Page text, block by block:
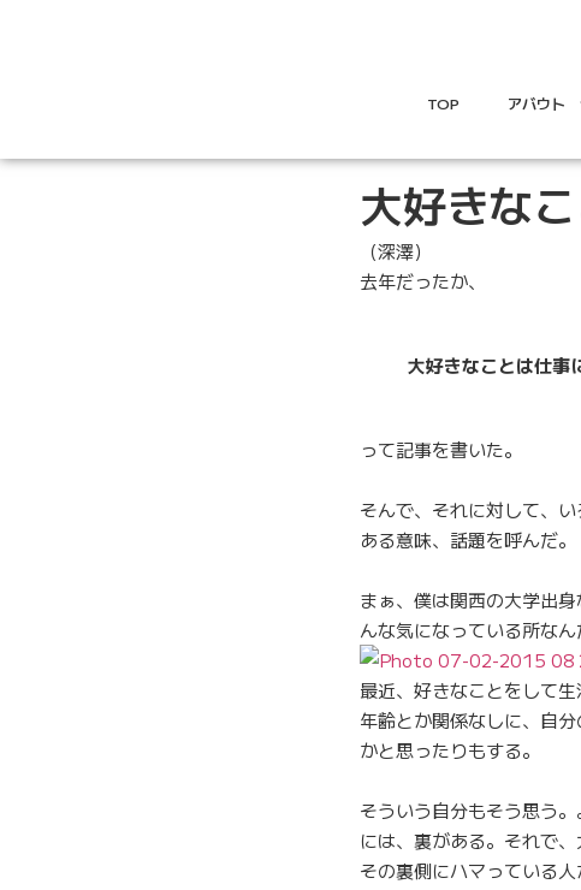
TOP アバウト
大好きな
（深澤）
去年だったか、
大好きなことは仕事
って記事を書いた。
そんで、それに対して、
ある意味、話題を呼んだ。
まぁ、僕は関西の大学出
んな気になっている所な
最近、好きなことをして
年齢とか関係なしに、自
かと思ったりもする。
そういう自分もそう思う
には、裏がある。それで
その裏側にハマっている人